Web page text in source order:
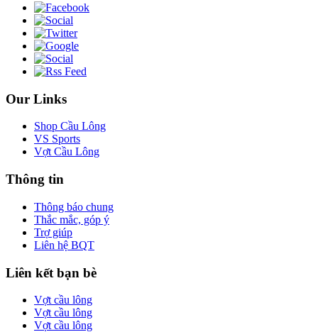
Our Links
Shop Cầu Lông
VS Sports
Vợt Cầu Lông
Thông tin
Thông báo chung
Thắc mắc, góp ý
Trợ giúp
Liên hệ BQT
Liên kết bạn bè
Vợt cầu lông
Vợt cầu lông
Vợt cầu lông